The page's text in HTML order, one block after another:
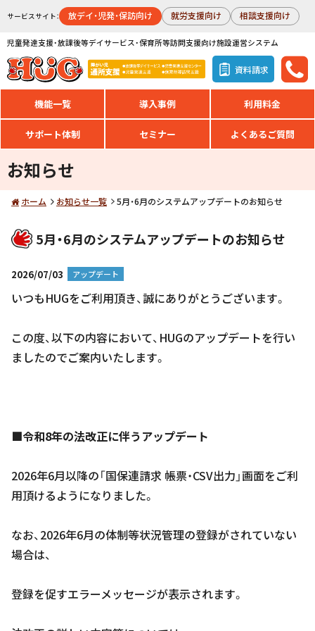
サービスサイト： 放デイ・児発・保訪向け 就労支援向け 相談支援向け
児童発達支援・放課後等デイサービス・保育所等訪問支援向け施設運営システム
資料請求
機能一覧 導入事例 利用料金
サポート体制 セミナー よくあるご質問
お知らせ
ホーム お知らせ一覧 5月・6月のシステムアップデートのお知らせ
5月・6月のシステムアップデートのお知らせ
2026/07/03 アップデート
いつもHUGをご利用頂き、誠にありがとうございます。
この度、以下の内容において、HUGのアップデートを行い
ましたのでご案内いたします。
■令和8年の法改正に伴うアップデート
2026年6月以降の「国保連請求 帳票・CSV出力」画面をご利
用頂けるようになりました。
なお、2026年6月の体制等状況管理の登録がされていない
場合は、
登録を促すエラーメッセージが表示されます。